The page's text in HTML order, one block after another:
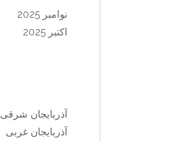
نوامبر 2025
اکتبر 2025
آذربایجان شرقی
آذربایجان غربی